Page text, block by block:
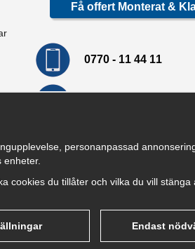
Få offert Monterat &
0770 - 11 44 11
personanpassad
cookies du tillåter och vilka du vill
Endast